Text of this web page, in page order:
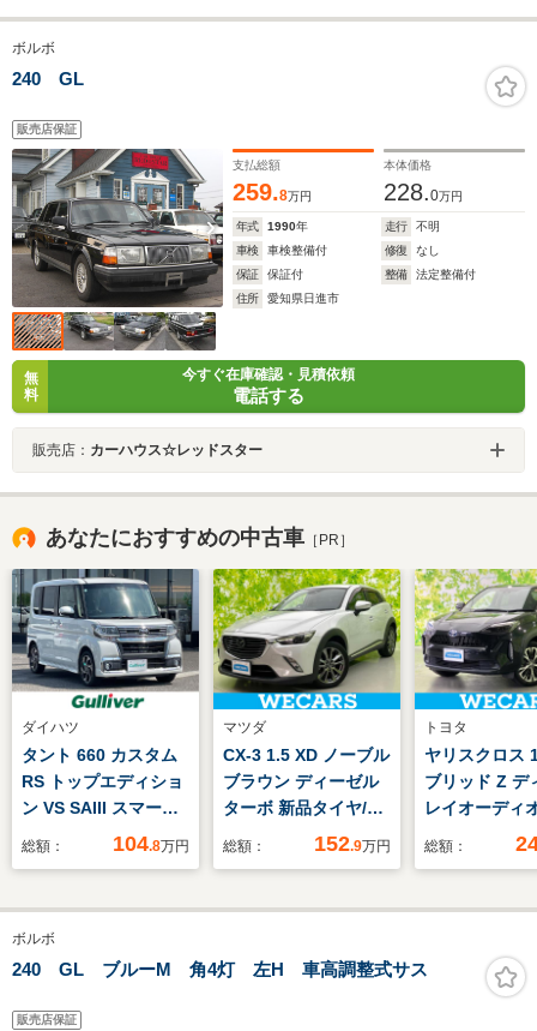
ボルボ
240 GL
販売店保証
支払総額
259.8万円
本体価格
228.0万円
年式 1990年 走行
不明
車検
車検整備付 修復
なし
保証
保証付 整備
法定整備付
住所
愛知県日進市
無
料
今すぐ在庫確認・見積依頼
電話する
販売店： カーハウス☆レッドスター
あなたにおすすめの中古車 ［PR］
ダイハツ
タント 660 カスタム
RS トップエディショ
ン VS SAIII スマート
アシストIII/衝突軽減
チックハイビーム/社
外SDナビ/バックカメ
ラ/前方ドライブレコ
ライドドア/運転席シ
総額： 104.8万円
マツダ
CX-3 1.5 XD ノーブル
ブラウン ディーゼル
ターボ 新品タイヤ/純
正 SDナビ/衝突安全装
システム/シート ハー
コーダー 前後/USBジ
総額： 152.9万円
トヨタ
ヤリスクロス
ブリッド Z デ
レイオーディ
8インチ/トヨ
ックビューモ
テム/シート
ザー/ドライブ
総額：
ボルボ
240 GL ブルーM 角4灯 左H 車高調整式サス
販売店保証